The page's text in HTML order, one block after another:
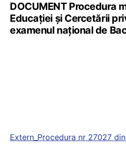
DOCUMENT Procedura
Educației și Cercetării
examenul național de
Extern_Procedura nr 27027